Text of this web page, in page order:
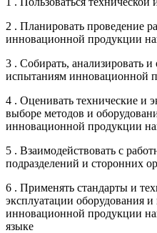
2 . Планировать проведение
инновационной продукции
3 . Собирать, анализировать
испытаниям инновационной
4 . Оценивать технические и
выборе методов и
инновационной продукции
5 . Взаимодействовать с
подразделений и сторонних
6 . Применять стандарты и
эксплуатации оборудования
инновационной продукции
языке